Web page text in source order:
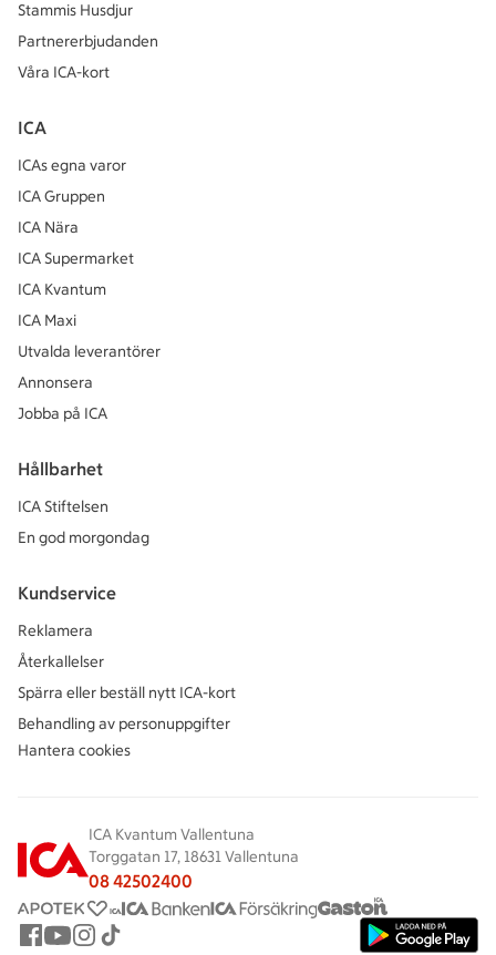
Stammis Husdjur
Partnererbjudanden
Våra ICA-kort
ICA
ICAs egna varor
ICA Gruppen
ICA Nära
ICA Supermarket
ICA Kvantum
ICA Maxi
Utvalda leverantörer
Annonsera
Jobba på ICA
Hållbarhet
ICA Stiftelsen
En god morgondag
Kundservice
Reklamera
Återkallelser
Spärra eller beställ nytt ICA-kort
Behandling av personuppgifter
Hantera cookies
ICA Kvantum Vallentuna
Torggatan 17, 18631 Vallentuna
08 42502400